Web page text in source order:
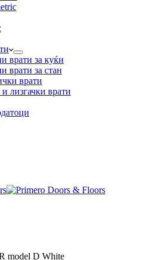
врати за куќи
врати за стан
врати
лизгачки врати